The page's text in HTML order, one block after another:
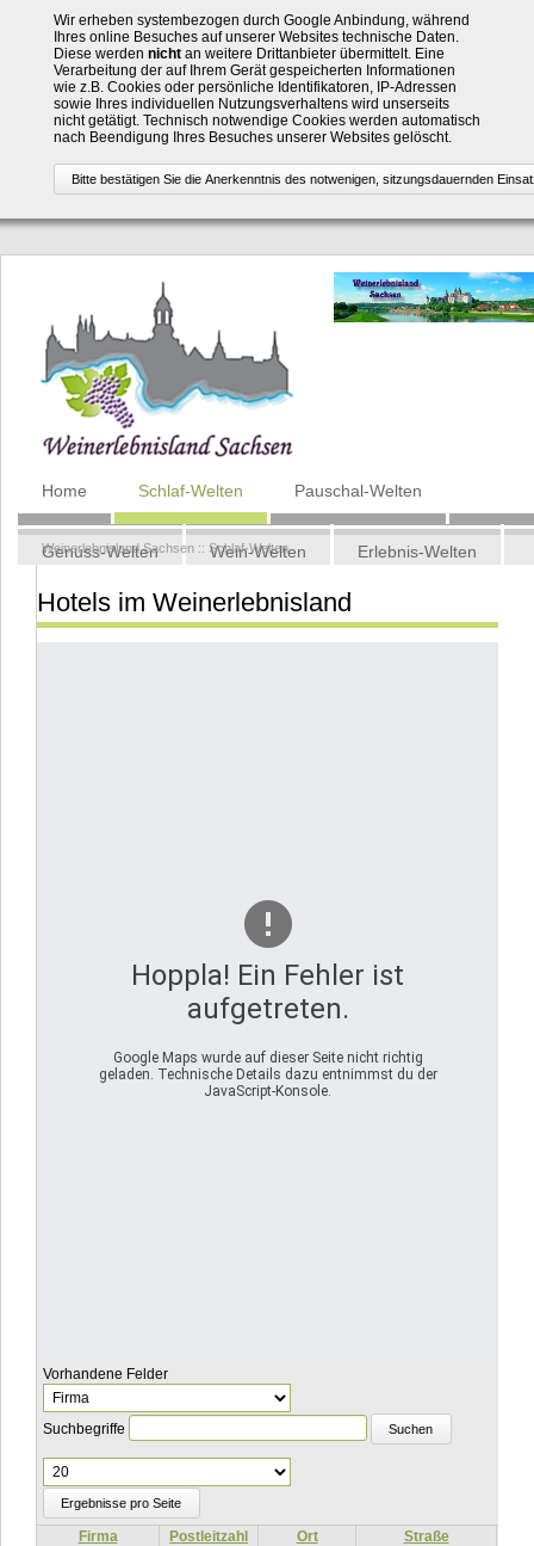
Wir erheben systembezogen durch Google Anbindung, während
Ihres online Besuches auf unserer Websites technische Daten.
Diese werden nichtan weitere Drittanbieter übermittelt. Eine
Verarbeitung der auf Ihrem Gerät gespeicherten Informationen
wie z.B. Cookies oder persönliche Identifikatoren, IP-Adressen
sowie Ihres individuellen Nutzungsverhaltens wird unserseits
nicht getätigt. Technisch notwendige Cookies werden automatisch
nach Beendigung Ihres Besuches unserer Websites gelöscht.
Navigation
überspringen
Home Schlaf-Welten Pauschal-Welten
Genuss-Welten Wein-Welten Erlebnis-Welten
Kontakt
Weinerlebnisland Sachsen :: Schlaf-Welten
Hotels im Weinerlebnisland
Hoppla! Ein Fehler ist
aufgetreten.
Google Maps wurde auf dieser Seite nicht richtig
geladen. Technische Details dazu entnimmst du der
JavaScript-Konsole.
Vorhandene Felder
Suchbegriffe
Ergebnisse
pro
Seite
Firma Postleitzahl Ort Straße